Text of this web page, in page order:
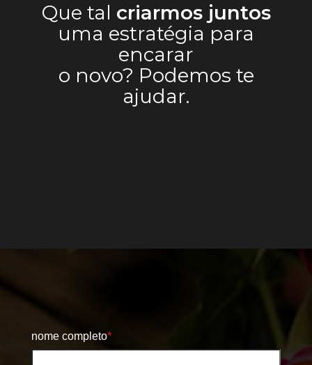
Que tal criarmos juntos
uma estratégia para
encarar
o novo? Podemos te
ajudar.
nome completo*